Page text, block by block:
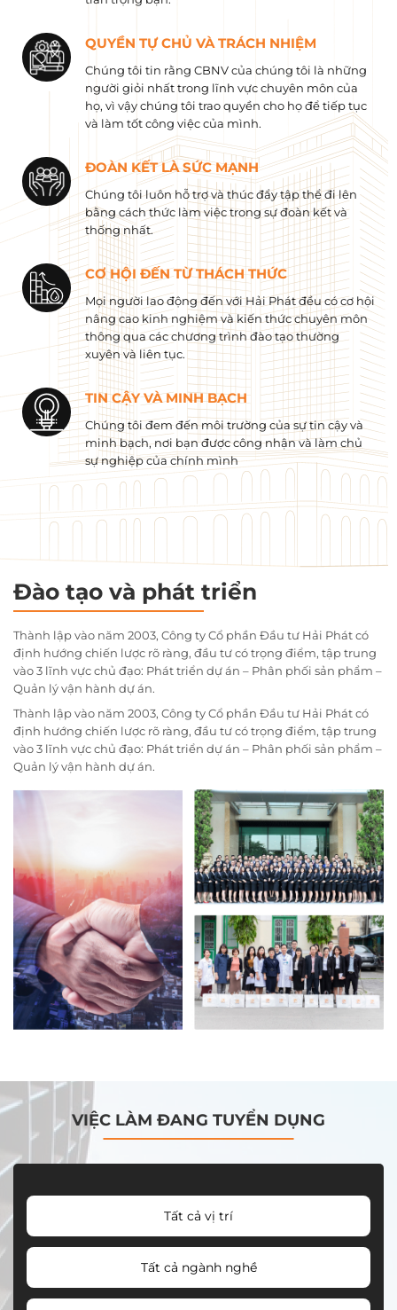
QUYỀN TỰ CHỦ VÀ TRÁCH NHIỆM
Chúng tôi tin rằng CBNV của chúng tôi là những
người giỏi nhất trong lĩnh vực chuyên môn của
họ, vì vậy chúng tôi trao quyền cho họ để tiếp tục
và làm tốt công việc của mình.
ĐOÀN KẾT LÀ SỨC MẠNH
Chúng tôi luôn hỗ trợ và thúc đẩy tập thể đi lên
bằng cách thức làm việc trong sự đoàn kết và
thống nhất.
CƠ HỘI ĐẾN TỪ THÁCH THỨC
Mọi người lao động đến với Hải Phát đều có cơ hội
nâng cao kinh nghiệm và kiến ​​thức chuyên môn
thông qua các chương trình đào tạo thường
xuyên và liên tục.
TIN CẬY VÀ MINH BẠCH
Chúng tôi đem đến môi trường của sự tin cậy và
minh bạch, nơi bạn được công nhận và làm chủ
sự nghiệp của chính mình
Đào tạo và phát triển
Thành lập vào năm 2003, Công ty Cổ phần Đầu tư Hải Phát có
định hướng chiến lược rõ ràng, đầu tư có trọng điểm, tập trung
vào 3 lĩnh vực chủ đạo: Phát triển dự án – Phân phối sản phẩm –
Quản lý vận hành dự án.
Thành lập vào năm 2003, Công ty Cổ phần Đầu tư Hải Phát có
định hướng chiến lược rõ ràng, đầu tư có trọng điểm, tập trung
vào 3 lĩnh vực chủ đạo: Phát triển dự án – Phân phối sản phẩm –
Quản lý vận hành dự án.
VIỆC LÀM ĐANG TUYỂN DỤNG
Tất cả vị trí
Tất cả ngành nghề